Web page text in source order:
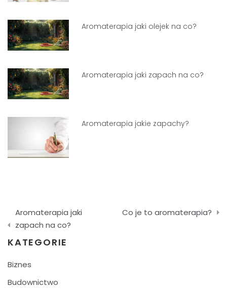
Aromaterapia jaki olejek na co?
Aromaterapia jaki zapach na co?
Aromaterapia jakie zapachy?
Nawigacja
wpisu
Aromaterapia jaki
zapach na co?
Co je to aromaterapia?
KATEGORIE
Biznes
Budownictwo